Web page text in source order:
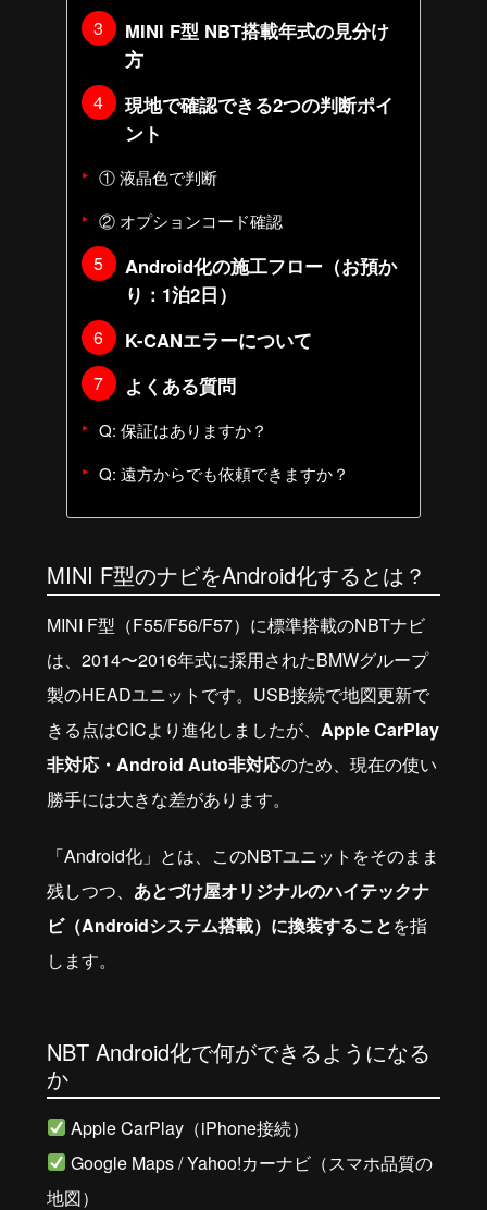
MINI F型 NBT搭載年式の見分け
方
現地で確認できる2つの判断ポイ
ント
① 液晶色で判断
② オプションコード確認
Android化の施工フロー（お預か
り：1泊2日）
K-CANエラーについて
よくある質問
Q: 保証はありますか？
Q: 遠方からでも依頼できますか？
MINI F型のナビをAndroid化するとは？
MINI F型（F55/F56/F57）に標準搭載のNBTナビ
は、2014〜2016年式に採用されたBMWグループ
製のHEADユニットです。USB接続で地図更新で
きる点はCICより進化しましたが、 Apple CarPlay
非対応・Android Auto非対応のため、現在の使い
勝手には大きな差があります。
「Android化」とは、このNBTユニットをそのまま
残しつつ、 あとづけ屋オリジナルのハイテックナ
ビ（Androidシステム搭載）に換装することを指
します。
NBT Android化で何ができるようになる
か
Apple CarPlay（iPhone接続）
Google Maps / Yahoo!カーナビ（スマホ品質の
地図）